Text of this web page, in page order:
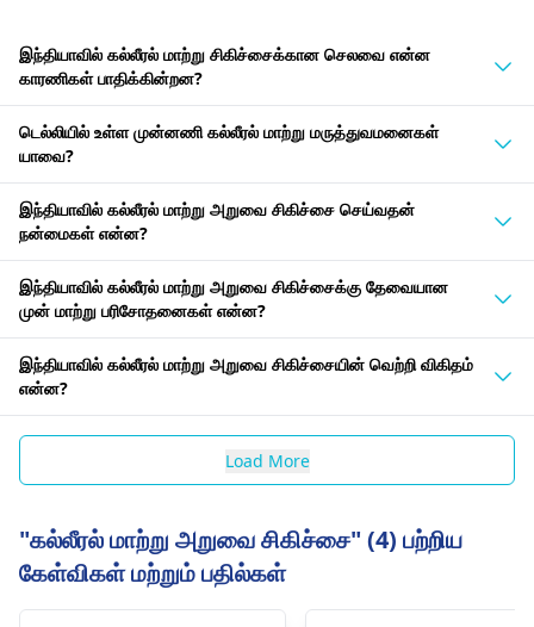
இந்தியாவில் கல்லீரல் மாற்று சிகிச்சைக்கான செலவை என்ன
காரணிகள் பாதிக்கின்றன?
டெல்லியில் உள்ள முன்னணி கல்லீரல் மாற்று மருத்துவமனைகள்
யாவை?
இந்தியாவில் கல்லீரல் மாற்று அறுவை சிகிச்சை செய்வதன்
நன்மைகள் என்ன?
இந்தியாவில் கல்லீரல் மாற்று அறுவை சிகிச்சைக்கு தேவையான
முன் மாற்று பரிசோதனைகள் என்ன?
இந்தியாவில் கல்லீரல் மாற்று அறுவை சிகிச்சையின் வெற்றி விகிதம்
என்ன?
Load More
"கல்லீரல் மாற்று அறுவை சிகிச்சை" (4) பற்றிய
கேள்விகள் மற்றும் பதில்கள்